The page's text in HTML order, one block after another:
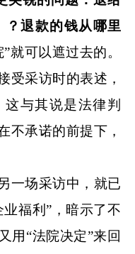
？退款的钱从哪里
就可以遮过去的。
受采访时的表述，
与其说是法律判
不承诺的前提下，
场采访中，就已
福利”，暗示了不
用“法院决定”来回